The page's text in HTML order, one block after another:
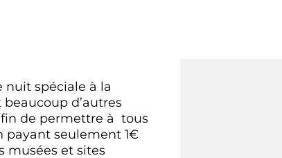
nuit spéciale à la
d’autres
fin de permettre à tous
payant seulement 1€
musées et sites